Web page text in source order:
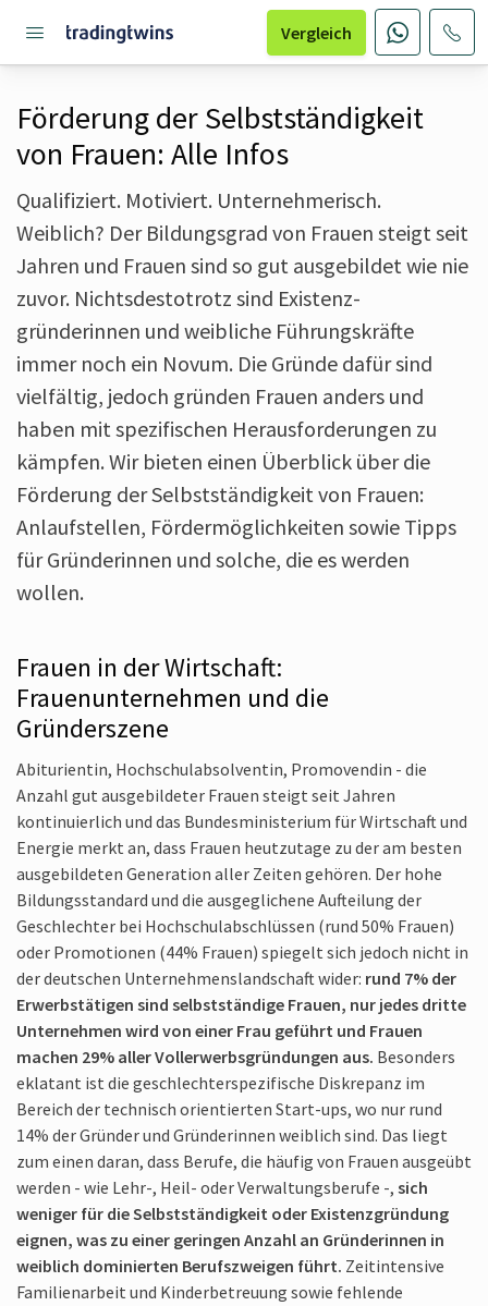
Förderung der Selbstständigkeit
von Frauen: Alle Infos
Qualifiziert. Motiviert. Unternehmerisch.
Weiblich? Der Bildungsgrad von Frauen steigt seit
Jahren und Frauen sind so gut ausgebildet wie nie
zuvor. Nichtsdestotrotz sind Existenz­
gründerinnen und weibliche Führungskräfte
immer noch ein Novum. Die Gründe dafür sind
vielfältig, jedoch gründen Frauen anders und
haben mit spezifischen Herausforderungen zu
kämpfen. Wir bieten einen Überblick über die
Förderung der Selbstständigkeit von Frauen:
Anlaufstellen, Förder­möglichkeiten sowie Tipps
für Gründerinnen und solche, die es werden
wollen.
Frauen in der Wirtschaft:
Frauenunternehmen und die
Gründerszene
Abiturientin, Hochschulabsolventin, Promovendin - die
Anzahl gut ausgebildeter Frauen steigt seit Jahren
kontinuierlich und das Bundesministerium für Wirtschaft und
Energie merkt an, dass Frauen heutzutage zu der am besten
ausgebildeten Generation aller Zeiten gehören. Der hohe
Bildungsstandard und die ausgeglichene Aufteilung der
Geschlechter bei Hochschulabschlüssen (rund 50% Frauen)
oder Promotionen (44% Frauen) spiegelt sich jedoch nicht in
der deutschen Unternehmens­landschaft wider: rund 7% der
Erwerbstätigen sind selbstständige Frauen, nur jedes dritte
Unternehmen wird von einer Frau geführt und Frauen
machen 29% aller Vollerwerbs­gründungen aus. Besonders
eklatant ist die geschlechter­spezifische Diskrepanz im
Bereich der technisch orientierten Start-ups, wo nur rund
14% der Gründer und Gründerinnen weiblich sind. Das liegt
zum einen daran, dass Berufe, die häufig von Frauen ausgeübt
werden - wie Lehr-, Heil- oder Verwaltungs­berufe -, sich
weniger für die Selbstständigkeit oder Existenzgründung
eignen, was zu einer geringen Anzahl an Gründerinnen in
weiblich dominierten Berufszweigen führt. Zeitintensive
Familienarbeit und Kinderbetreuung sowie fehlende
Vergleich